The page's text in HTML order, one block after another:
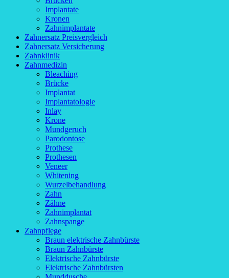
Implantate
Kronen
Zahnimplantate
Zahnersatz Preisvergleich
Zahnersatz Versicherung
Zahnklinik
Zahnmedizin
Bleaching
Brücke
Implantat
Implantatologie
Inlay
Krone
Mundgeruch
Parodontose
Prothese
Prothesen
Veneer
Whitening
Wurzelbehandlung
Zahn
Zähne
Zahnimplantat
Zahnspange
Zahnpflege
Braun elektrische Zahnbürste
Braun Zahnbürste
Elektrische Zahnbürste
Elektrische Zahnbürsten